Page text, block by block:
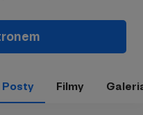
Posty Filmy